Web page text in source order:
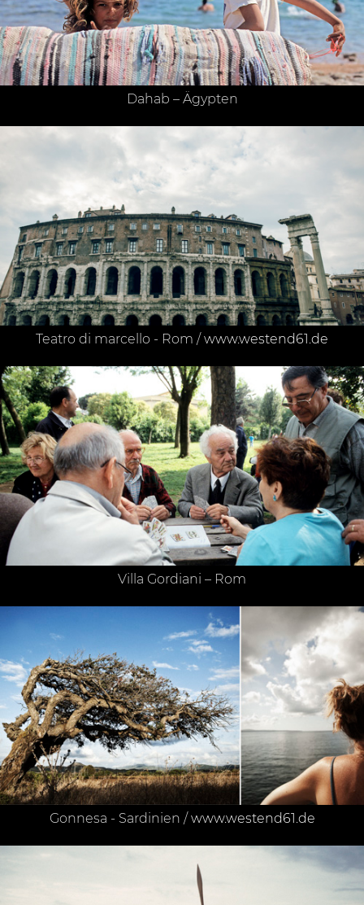
Dahab – Ägypten
Teatro di marcello - Rom /www.westend61.de
Villa Gordiani – Rom
Gonnesa - Sardinien / www.westend61.de